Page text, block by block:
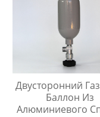
Двусторонний
Баллон Из
Алюминиевого